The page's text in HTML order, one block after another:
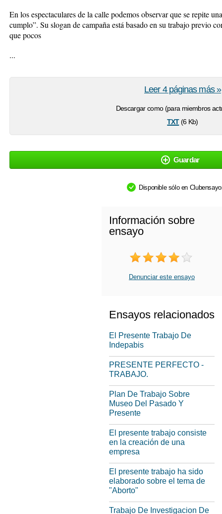
En los espectaculares de la calle podemos observar que se repite
cumplo”. Su slogan de campaña está basado en su trabajo previo
que pocos
...
Descargar como (para miembros
txt(6 Kb)
Leer 4 páginas más »
Guardar
Disponible sólo en
Información sobre
ensayo
Denunciar este ensayo
Ensayos relacionados
El Presente Trabajo De
Indepabis
PRESENTE PERFECTO -
TRABAJO.
Plan De Trabajo Sobre
Museo Del Pasado Y
Presente
El presente trabajo consiste
en la creación de una
empresa
El presente trabajo ha sido
elaborado sobre el tema de
"Aborto"
Trabajo De Investigacion De